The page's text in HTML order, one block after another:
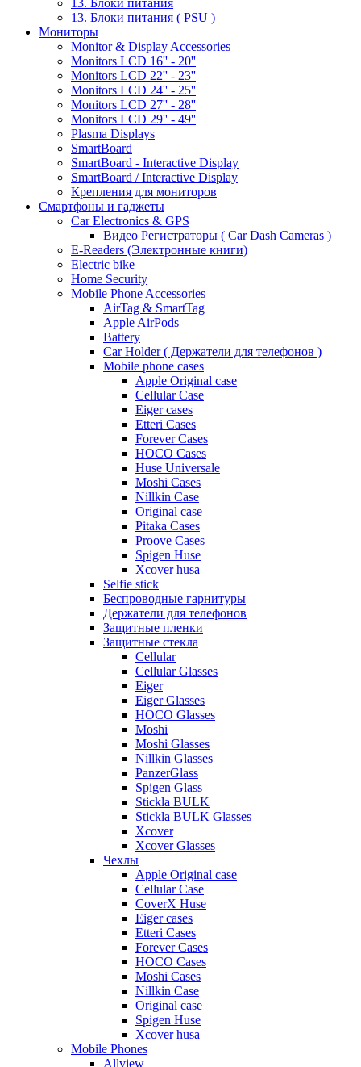
13. Блоки питания
13. Блоки питания ( PSU )
Мониторы
Monitor & Display Accessories
Monitors LCD 16'' - 20''
Monitors LCD 22'' - 23''
Monitors LCD 24'' - 25''
Monitors LCD 27'' - 28''
Monitors LCD 29'' - 49''
Plasma Displays
SmartBoard
SmartBoard - Interactive Display
SmartBoard / Interactive Display
Крепления для мониторов
Смартфоны и гаджеты
Car Electronics & GPS
Видео Регистраторы ( Car Dash Cameras )
E-Readers (Электронные книги)
Electric bike
Home Security
Mobile Phone Accessories
AirTag & SmartTag
Apple AirPods
Battery
Car Holder ( Держатели для телефонов )
Mobile phone cases
Apple Original case
Cellular Case
Eiger cases
Etteri Cases
Forever Cases
HOCO Cases
Huse Universale
Moshi Cases
Nillkin Case
Original case
Pitaka Cases
Proove Cases
Spigen Huse
Xcover husa
Selfie stick
Беспроводные гарнитуры
Держатели для телефонов
Защитные пленки
Защитные стекла
Cellular
Cellular Glasses
Eiger
Eiger Glasses
HOCO Glasses
Moshi
Moshi Glasses
Nillkin Glasses
PanzerGlass
Spigen Glass
Stickla BULK
Stickla BULK Glasses
Xcover
Xcover Glasses
Чехлы
Apple Original case
Cellular Case
CoverX Huse
Eiger cases
Etteri Cases
Forever Cases
HOCO Cases
Moshi Cases
Nillkin Case
Original case
Spigen Huse
Xcover husa
Mobile Phones
Allview